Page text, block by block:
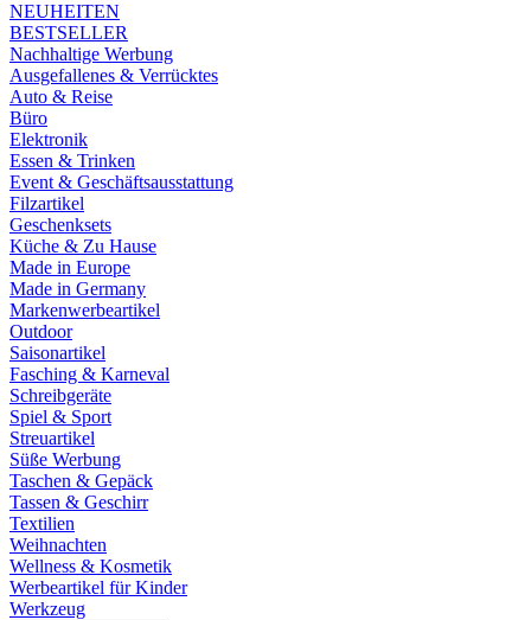
NEUHEITEN
BESTSELLER
Nachhaltige Werbung
Ausgefallenes & Verrücktes
Auto & Reise
Büro
Elektronik
Essen & Trinken
Event & Geschäftsausstattung
Filzartikel
Geschenksets
Küche & Zu Hause
Made in Europe
Made in Germany
Markenwerbeartikel
Outdoor
Saisonartikel
Fasching & Karneval
Schreibgeräte
Spiel & Sport
Streuartikel
Süße Werbung
Taschen & Gepäck
Tassen & Geschirr
Textilien
Weihnachten
Wellness & Kosmetik
Werbeartikel für Kinder
Werkzeug